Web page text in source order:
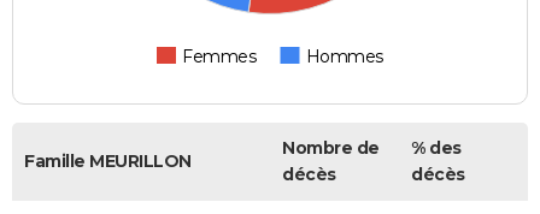
Femmes Hommes
Famille MEURILLON
Nombre de
décès
% des
décès